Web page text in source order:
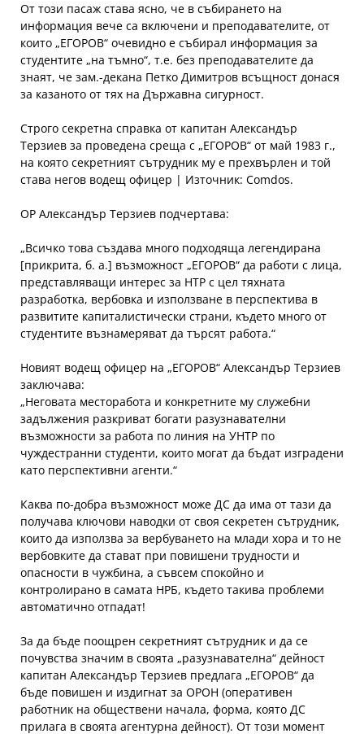
От този пасаж става ясно, че в събирането на
информация вече са включени и преподавателите, от
които „ЕГОРОВ“ очевидно е събирал информация за
студентите „на тъмно“, т.е. без преподавателите да
знаят, че зам.-декана Петко Димитров всъщност донася
за казаното от тях на Държавна сигурност.
Строго секретна справка от капитан Александър
Терзиев за проведена среща с „ЕГОРОВ“ от май 1983 г.,
на която секретният сътрудник му е прехвърлен и той
става негов водещ офицер | Източник: Comdos.
ОР Александър Терзиев подчертава:
„Всичко това създава много подходяща легендирана
[прикрита, б. а.] възможност „ЕГОРОВ“ да работи с лица,
представляващи интерес за НТР с цел тяхната
разработка, вербовка и използване в перспектива в
развитите капиталистически страни, където много от
студентите възнамеряват да търсят работа.“
Новият водещ офицер на „ЕГОРОВ“ Александър Терзиев
заключава:
„Неговата месторабота и конкретните му служебни
задължения разкриват богати разузнавателни
възможности за работа по линия на УНТР по
чуждестранни студенти, които могат да бъдат изградени
като перспективни агенти.“
Каква по-добра възможност може ДС да има от тази да
получава ключови наводки от своя секретен сътрудник,
които да използва за вербуването на млади хора и то не
вербовките да стават при повишени трудности и
опасности в чужбина, а съвсем спокойно и
контролирано в самата НРБ, където такива проблеми
автоматично отпадат!
За да бъде поощрен секретният сътрудник и да се
почувства значим в своята „разузнавателна“ дейност
капитан Александър Терзиев предлага „ЕГОРОВ“ да
бъде повишен и издигнат за ОРОН (оперативен
работник на обществени начала, форма, която ДС
прилага в своята агентурна дейност). От този момент